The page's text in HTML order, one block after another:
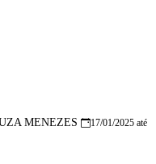
MENEZES
17/01/2025 até